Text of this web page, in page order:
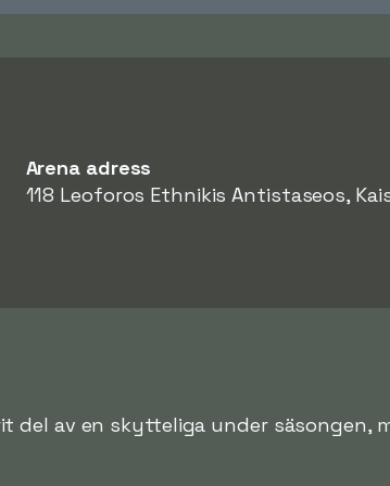
Arena adress
118 Leoforos Ethnikis Antistaseos,
del av en skytteliga under säsongen,